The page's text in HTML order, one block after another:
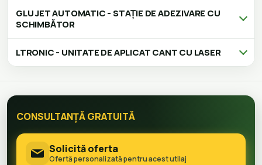
GLU JET AUTOMATIC - STAȚIE DE ADEZIVARE CU
SCHIMBĂTOR
LTRONIC - UNITATE DE APLICAT CANT CU LASER
CONSULTANȚĂ GRATUITĂ
Solicită oferta
Ofertă personalizată pentru acest utilaj